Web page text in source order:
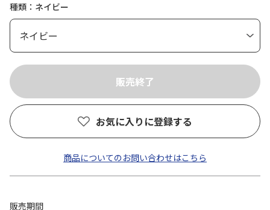
種類：ネイビー
お気に入りに登録する
商品についてのお問い合わせはこちら
販売期間